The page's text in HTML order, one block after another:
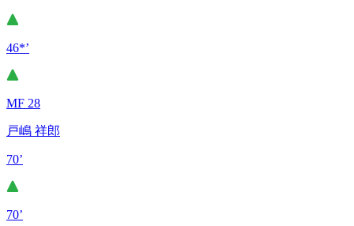
46*’
MF 28
戸嶋 祥郎
70’
70’